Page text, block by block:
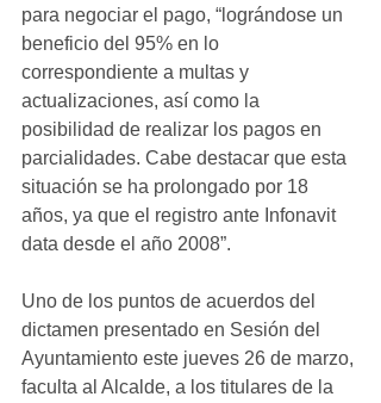
para negociar el pago, “lográndose un
beneficio del 95% en lo
correspondiente a multas y
actualizaciones, así como la
posibilidad de realizar los pagos en
parcialidades. Cabe destacar que esta
situación se ha prolongado por 18
años, ya que el registro ante Infonavit
data desde el año 2008”.
Uno de los puntos de acuerdos del
dictamen presentado en Sesión del
Ayuntamiento este jueves 26 de marzo,
faculta al Alcalde, a los titulares de la